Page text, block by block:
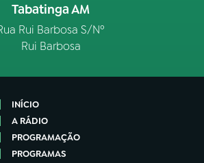
Tabatinga AM
Rui Barbosa S/Nº
Rui Barbosa
INÍCIO
A RÁDIO
PROGRAMAÇÃO
PROGRAMAS